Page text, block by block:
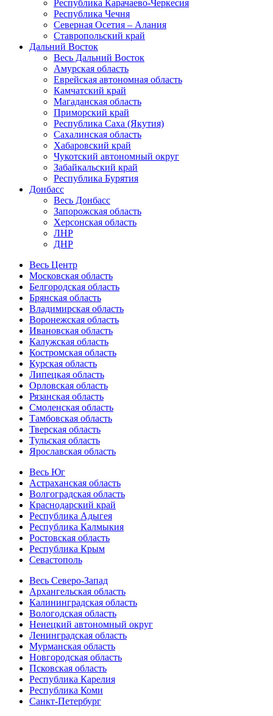
Республика Карачаево-Черкесия
Республика Чечня
Северная Осетия – Алания
Ставропольский край
Дальний Восток
Весь Дальний Восток
Амурская область
Еврейская автономная область
Камчатский край
Магаданская область
Приморский край
Республика Саха (Якутия)
Сахалинская область
Хабаровский край
Чукотский автономный округ
Забайкальский край
Республика Бурятия
Донбасс
Весь Донбасс
Запорожская область
Херсонская область
ЛНР
ДНР
Весь Центр
Московская область
Белгородская область
Брянская область
Владимирская область
Воронежская область
Ивановская область
Калужская область
Костромская область
Курская область
Липецкая область
Орловская область
Рязанская область
Смоленская область
Тамбовская область
Тверская область
Тульская область
Ярославская область
Весь Юг
Астраханская область
Волгоградская область
Краснодарский край
Республика Адыгея
Республика Калмыкия
Ростовская область
Республика Крым
Севастополь
Весь Северо-Запад
Архангельская область
Калининградская область
Вологодская область
Ненецкий автономный округ
Ленинградская область
Мурманская область
Новгородская область
Псковская область
Республика Карелия
Республика Коми
Санкт-Петербург